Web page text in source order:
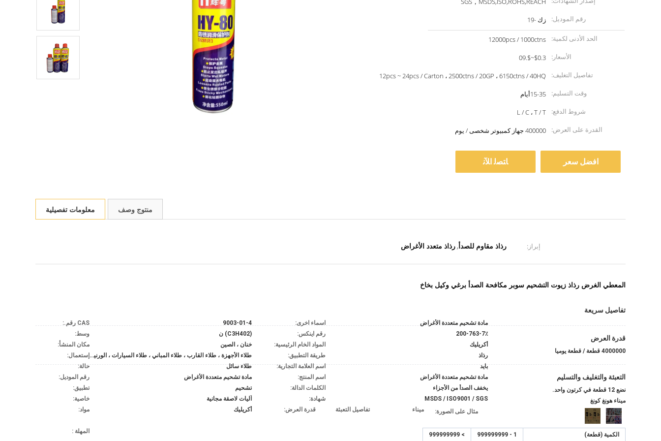
رقم الموديل:
زك -19
الحد الأدنى لكمية:
12000pcs / 1000ctns
الأسعار:
$0.3~$.09
تفاصيل التغليف:
12pcs ~ 24pcs / Carton ، 2500ctns / 20GP ، 6150ctns / 40HQ
وقت التسليم:
15-35أيام
شروط الدفع:
L / C ، T / T
القدرة على العرض:
400000 جهاز كمبيوتر شخصى / يوم
افضل سعر ﺎﺘﺼﻟ ﺍﻶﻧ
معلومات تفصيلية منتوج وصف
إبراز: رذاذ مقاوم للصدأ, رذاذ متعدد الأغراض
المعطي الغرض رذاذ زيوت التشحيم سوبر مكافحة الصدأ برغي وكيل بخاخ
تفاصيل سريعة
CAS رقم.: 9003-01-4 اسماء اخرى:
مادة تشحيم متعددة الأغراض
وسط:
(C3H402) ن رقم اينكس:
200-763-7٪
مكان المنشأ:
خنان ، الصين المواد الخام الرئيسية:
أكريليك
إستعمال: طلاء الأجهزة ، طلاء القارب ، طلاء المباني ، طلاء السيارات ، الورنيش العازل الكهربائي ، طلاء الأثاث ، طلاء الورق ، طلاء البلاستيك ، طلاء علامات الطرق ، طلاء المطاط طريقة التطبيق:
رذاذ
حالة:
طلاء سائل اسم العلامة التجارية:
بايد
رقم الموديل:
مادة تشحيم متعددة الأغراض اسم المنتج:
مادة تشحيم متعددة الأغراض
تطبيق:
تشحيم الكلمات الدالة:
يخفف الصدأ من الأجزاء
خاصية:
آليات لاصقة مجانية شهادة:
MSDS / ISO9001 / SGS
مواد:
أكريليك
قدرة العرض
قدرة العرض:
4000000 قطعة / قطعة يوميا
التعبئة والتغليف والتسليم
تفاصيل التعبئة
نضع 12 قطعة في كرتون واحد.
ميناء
ميناء هونغ كونغ
مثال على الصورة:
المهلة : الكمية (قطعة) 1 - 999999999
> 999999999